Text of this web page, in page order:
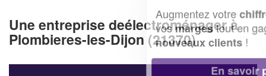
Une entreprise deélectroménager à
Plombieres-les-Dijon (21370)
Augmentez votrechiffre d'affaireset
vosmargestout en gagnant de
nouveaux clients!